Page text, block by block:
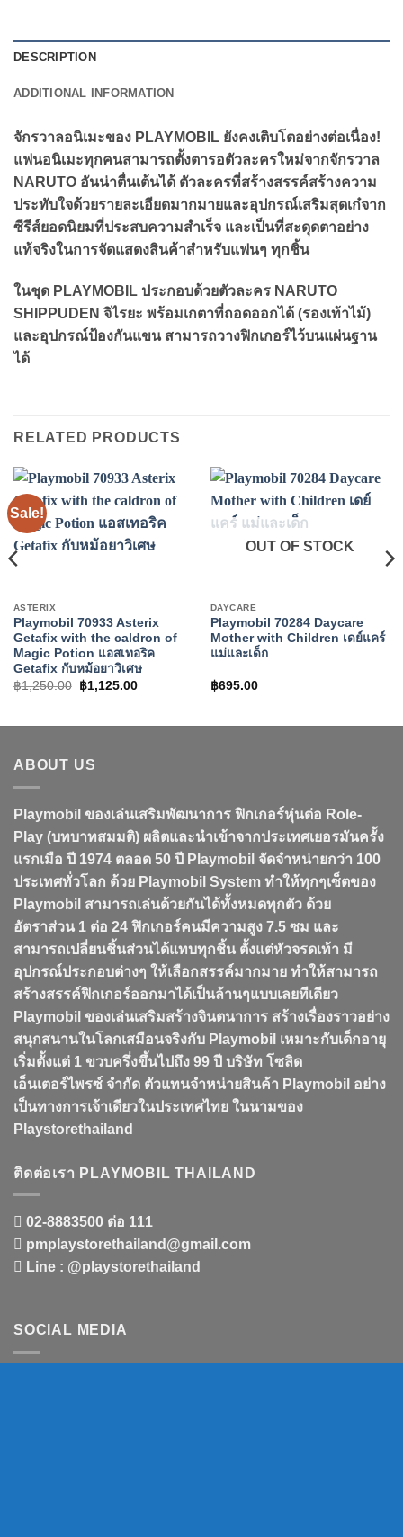
DESCRIPTION
ADDITIONAL INFORMATION
จักรวาลอนิเมะของ PLAYMOBIL ยังคงเติบโตอย่างต่อเนื่อง!
แฟนอนิเมะทุกคนสามารถตั้งตารอตัวละครใหม่จากจักรวาล
NARUTO อันน่าตื่นเต้นได้ ตัวละครที่สร้างสรรค์สร้างความ
ประทับใจด้วยรายละเอียดมากมายและอุปกรณ์เสริมสุดเก๋จาก
ซีรีส์ยอดนิยมที่ประสบความสำเร็จ และเป็นที่สะดุดตาอย่าง
แท้จริงในการจัดแสดงสินค้าสำหรับแฟนๆ ทุกชิ้น
ในชุด PLAYMOBIL ประกอบด้วยตัวละคร NARUTO
SHIPPUDEN จิไรยะ พร้อมเกตาที่ถอดออกได้ (รองเท้าไม้)
และอุปกรณ์ป้องกันแขน สามารถวางฟิกเกอร์ไว้บนแผ่นฐาน
ได้
RELATED PRODUCTS
Sale!
ASTERIX
Playmobil 70933 Asterix
Getafix with the caldron of
Magic Potion แอสเทอริค
Getafix กับหม้อยาวิเศษ
฿1,250.00
Original
price
฿1,125.00Current
OUT OF STOCK
DAYCARE
Playmobil 70284 Daycare
Mother with Children เดย์แคร์
แม่และเด็ก
฿695.00
ABOUT US
Playmobil ของเล่นเสริมพัฒนาการ ฟิกเกอร์หุ่นต่อ Role-
Play (บทบาทสมมติ) ผลิตและนำเข้าจากประเทศเยอรมันครั้ง
แรกเมือ ปี 1974 ตลอด 50 ปี Playmobil จัดจำหน่ายกว่า 100
ประเทศทั่วโลก ด้วย Playmobil System ทำให้ทุกๆเซ็ตของ
Playmobil สามารถเล่นด้วยกันได้ทั้งหมดทุกตัว ด้วย
อัตราส่วน 1 ต่อ 24 ฟิกเกอร์คนมีความสูง 7.5 ซม และ
สามารถเปลี่ยนชิ้นส่วนได้แทบทุกชิ้น ตั้งแต่หัวจรดเท้า มี
อุปกรณ์ประกอบต่างๆ ให้เลือกสรรค์มากมาย ทำให้สามารถ
สร้างสรรค์ฟิกเกอร์ออกมาได้เป็นล้านๆแบบเลยทีเดียว
Playmobil ของเล่นเสริมสร้างจินตนาการ สร้างเรื่องราวอย่าง
สนุกสนานในโลกเสมือนจริงกับ Playmobil เหมาะกับเด็กอายุ
เริ่มตั้งแต่ 1 ขวบครึ่งขึ้นไปถึง 99 ปี บริษัท โซลิด
เอ็นเตอร์ไพรซ์ จำกัด ตัวแทนจำหน่ายสินค้า Playmobil อย่าง
เป็นทางการเจ้าเดียวในประเทศไทย ในนามของ
Playstorethailand
ติดต่อเรา PLAYMOBIL THAILAND
02-8883500 ต่อ 111
pmplaystorethailand@gmail.com
Line : @playstorethailand
SOCIAL MEDIA